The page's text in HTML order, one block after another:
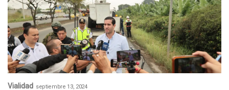
Vialidad septiembre 13, 2024